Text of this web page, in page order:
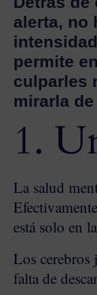
alerta, no
permite
culparles
mirarla
1.
La salud
está solo en
Los cerebros
falta de